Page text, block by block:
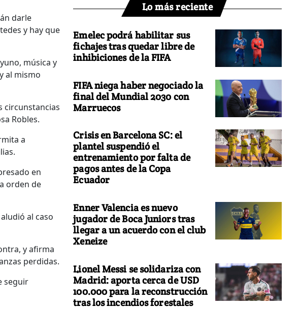
darle
y hay que
música y
al mismo
circunstancias
Robles.
a
en
orden de
al caso
y afirma
perdidas.
seguir
Lo más reciente
Emelec podrá habilitar sus
fichajes tras quedar libre de
inhibiciones de la FIFA
FIFA niega haber negociado la
final del Mundial 2030 con
Marruecos
Crisis en Barcelona SC: el
plantel suspendió el
entrenamiento por falta de
pagos antes de la Copa
Ecuador
Enner Valencia es nuevo
jugador de Boca Juniors tras
llegar a un acuerdo con el club
Xeneize
Lionel Messi se solidariza con
Madrid: aporta cerca de USD
100.000 para la reconstrucción
tras los incendios forestales